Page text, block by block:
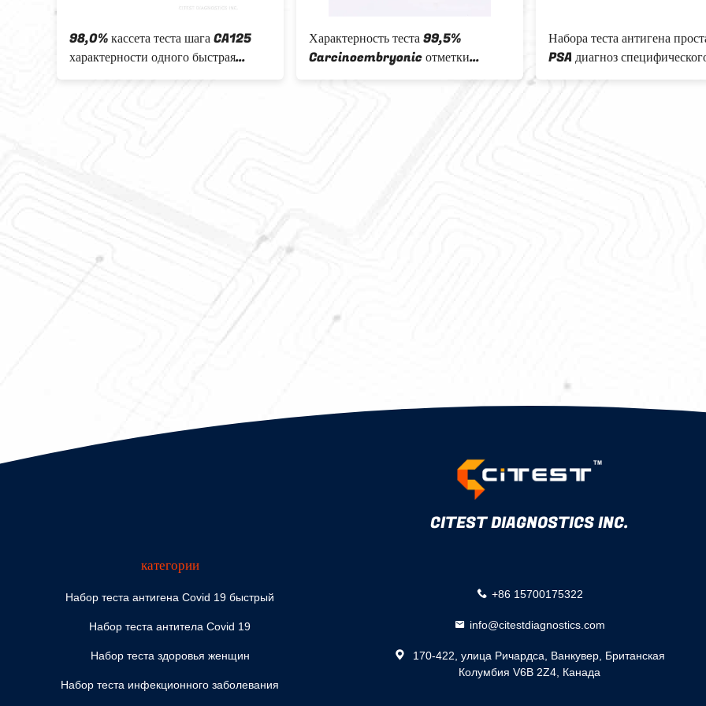
98,0% кассета теста шага CA125
характерности одного быстрая
чтение 10 минут быстро
Характерность теста 99,5%
Carcinoembryonic отметки
опухоли CEA антигена быстрая
Набора теста антигена
PSA диагноз
качественный медицинский
CITEST DIAGNOSTICS INC.
категории
Набор теста антигена Covid 19 быстрый
Набор теста антитела Covid 19
Набор теста здоровья женщин
Набор теста инфекционного заболевания
+86 15700175322
info@citestdiagnostics.com
170-422, улица Ричардса, Ванкувер, Британская
Колумбия V6B 2Z4, Канада